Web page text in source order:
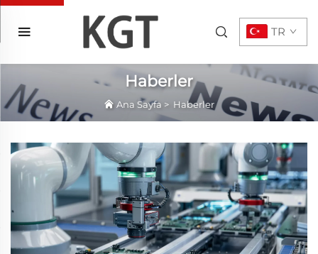
TR
Haberler
Ana Sayfa > Haberler